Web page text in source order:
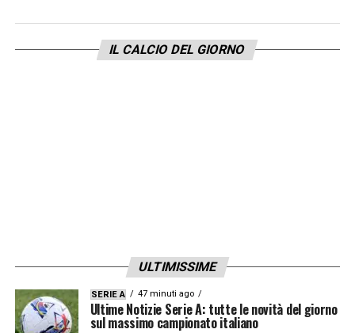
IL CALCIO DEL GIORNO
ULTIMISSIME
SERIE A 47 minuti ago
Ultime Notizie Serie A: tutte le novità del giorno
sul massimo campionato italiano